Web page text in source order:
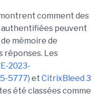
comment des
peuvent
mémoire de
réponses. Les
2023-
5777) et CitrixBleed 3
été classées comme